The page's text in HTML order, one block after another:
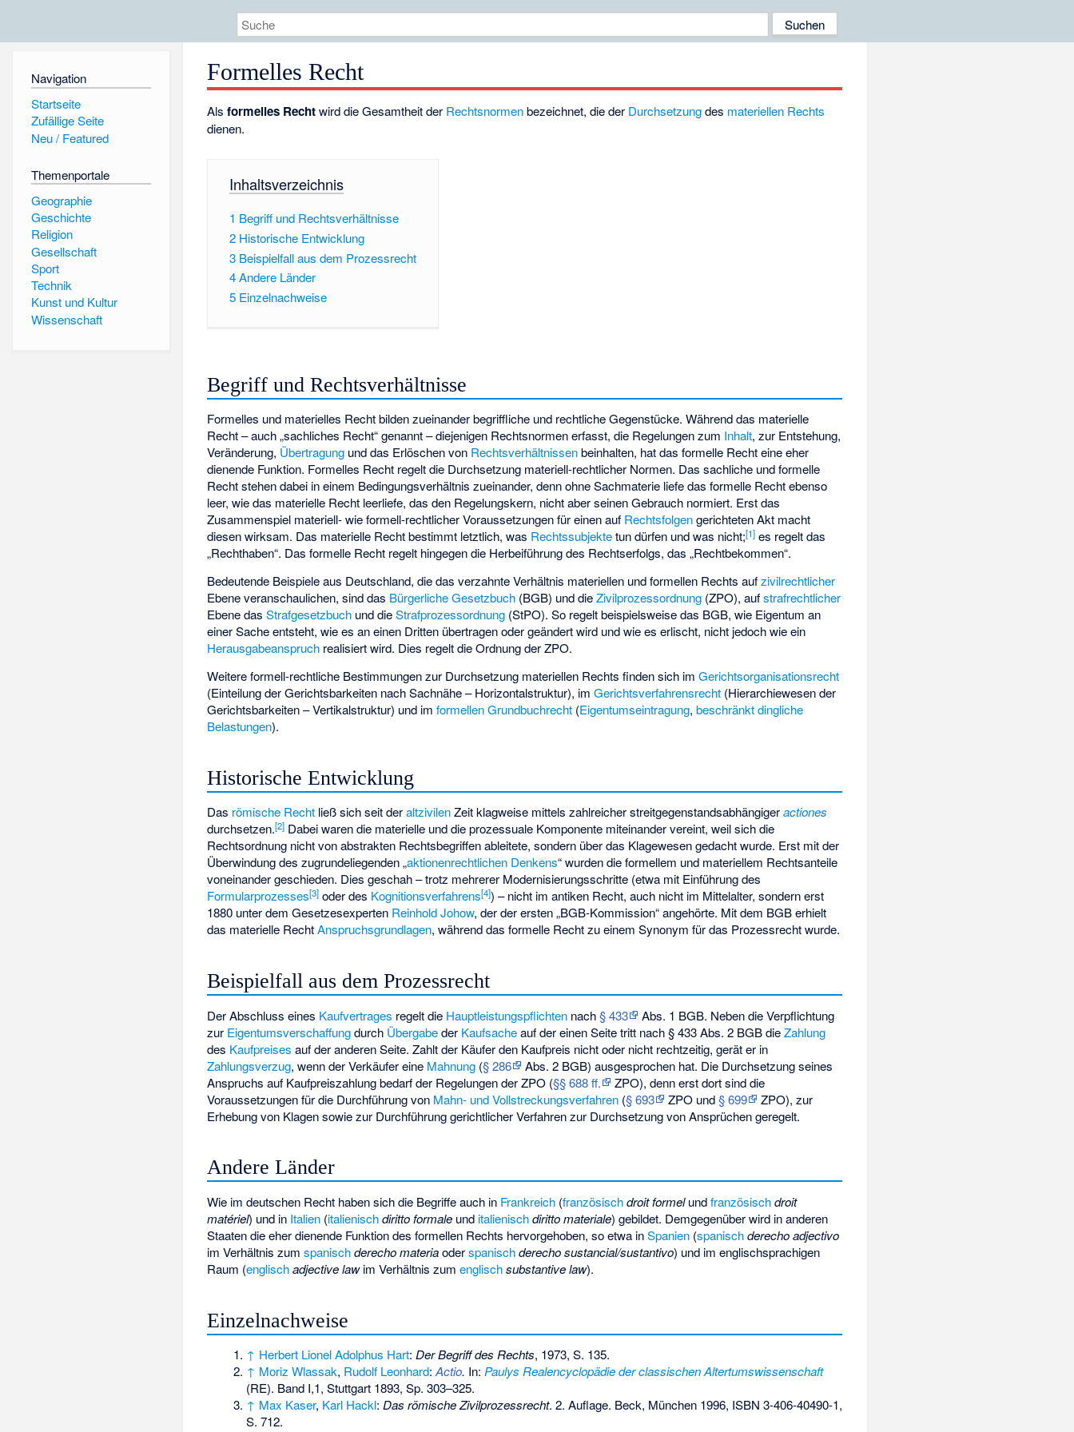
Navigation
Startseite
Zufällige Seite
Neu / Featured
Themenportale
Geographie
Geschichte
Religion
Gesellschaft
Sport
Technik
Kunst und Kultur
Wissenschaft
Formelles Recht
Alsformelles Rechtwird die Gesamtheit der Rechtsnormenbezeichnet, die der Durchsetzungdes materiellen Rechts
dienen.
Inhaltsverzeichnis
1 Begriff und Rechtsverhältnisse
2 Historische Entwicklung
3 Beispielfall aus dem Prozessrecht
4Andere Länder
5 Einzelnachweise
Begriff und Rechtsverhältnisse
Formelles und materielles Recht bilden zueinander begriffliche und rechtliche Gegenstücke. Während das materielle
Recht – auch „sachliches Recht“ genannt – diejenigen Rechtsnormen erfasst, die Regelungen zum Inhalt, zur Entstehung,
Veränderung, Übertragung und das Erlöschen von Rechtsverhältnissenbeinhalten, hat das formelle Recht eine eher
dienende Funktion. Formelles Recht regelt die Durchsetzung materiell-rechtlicher Normen. Das sachliche und formelle
Recht stehen dabei in einem Bedingungsverhältnis zueinander, denn ohne Sachmaterie liefe das formelle Recht ebenso
leer, wie das materielle Recht leerliefe, das den Regelungskern, nicht aber seinen Gebrauch normiert. Erst das
Zusammenspiel materiell- wie formell-rechtlicher Voraussetzungen für einen auf Rechtsfolgengerichteten Akt macht
diesen wirksam. Das materielle Recht bestimmt letztlich, was Rechtssubjektetun dürfen und was nicht;[1] es regelt das
„Rechthaben“. Das formelle Recht regelt hingegen die Herbeiführung des Rechtserfolgs, das „Rechtbekommen“.
Bedeutende Beispiele aus Deutschland, die das verzahnte Verhältnis materiellen und formellen Rechts aufzivilrechtlicher
Ebene veranschaulichen, sind das Bürgerliche Gesetzbuch (BGB) und dieZivilprozessordnung (ZPO), aufstrafrechtlicher
Ebene dasStrafgesetzbuch und dieStrafprozessordnung (StPO). So regelt beispielsweise das BGB, wie Eigentum an
einer Sache entsteht, wie es an einen Dritten übertragen oder geändert wird und wie es erlischt, nicht jedoch wie ein
Herausgabeanspruch realisiert wird. Dies regelt die Ordnung der ZPO.
Weitere formell-rechtliche Bestimmungen zur Durchsetzung materiellen Rechts finden sich imGerichtsorganisationsrecht
(Einteilung der Gerichtsbarkeiten nach Sachnähe – Horizontalstruktur), imGerichtsverfahrensrecht (Hierarchiewesen der
Gerichtsbarkeiten – Vertikalstruktur) und imformellen Grundbuchrecht (Eigentumseintragung,beschränkt dingliche
Belastungen).
Historische Entwicklung
Das römische Recht ließ sich seit deraltzivilenZeit klagweise mittels zahlreicher streitgegenstandsabhängigeractiones
durchsetzen.[2] Dabei waren die materielle und die prozessuale Komponente miteinander vereint, weil sich die
Rechtsordnung nicht von abstrakten Rechtsbegriffen ableitete, sondern über das Klagewesen gedacht wurde. Erst mit der
Überwindung des zugrundeliegenden „aktionenrechtlichen Denkens“ wurden die formellem und materiellem Rechtsanteile
voneinander geschieden. Dies geschah – trotz mehrerer Modernisierungsschritte (etwa mit Einführung des
Formularprozesses[3] oder des Kognitionsverfahrens[4]) – nicht im antiken Recht, auch nicht im Mittelalter, sondern erst
1880 unter dem Gesetzesexperten Reinhold Johow, der der ersten „BGB-Kommission“ angehörte. Mit dem BGB erhielt
das materielle RechtAnspruchsgrundlagen, während das formelle Recht zu einem Synonym für das Prozessrecht wurde.
Beispielfall aus dem Prozessrecht
Der Abschluss eines Kaufvertrages regelt die Hauptleistungspflichten nach§ 433
Abs. 1 BGB. Neben die Verpflichtung
zur Eigentumsverschaffungdurch Übergabeder Kaufsacheauf der einen Seite tritt nach § 433 Abs. 2 BGB dieZahlung
des Kaufpreises auf der anderen Seite. Zahlt der Käufer den Kaufpreis nicht oder nicht rechtzeitig, gerät er in
Zahlungsverzug, wenn der Verkäufer eine Mahnung (§ 286
Abs. 2 BGB) ausgesprochen hat. Die Durchsetzung seines
Anspruchs auf Kaufpreiszahlung bedarf der Regelungen der ZPO (§§ 688 ff.
ZPO), denn erst dort sind die
Voraussetzungen für die Durchführung von Mahn- und Vollstreckungsverfahren (§ 693 ZPO und§ 699
ZPO), zur
Erhebung von Klagen sowie zur Durchführung gerichtlicher Verfahren zur Durchsetzung von Ansprüchen geregelt.
Andere Länder
Wie im deutschen Recht haben sich die Begriffe auch in Frankreich (französisch droit formelundfranzösisch droit
matériel) und in Italien (italienisch diritto formale und italienisch diritto materiale) gebildet. Demgegenüber wird in anderen
Staaten die eher dienende Funktion des formellen Rechts hervorgehoben, so etwa inSpanien (spanisch derecho adjectivo
im Verhältnis zumspanisch derecho materiaoderspanisch derecho sustancial/sustantivo) und im englischsprachigen
Raum (englisch adjective lawim Verhältnis zumenglisch substantive law).
Einzelnachweise
↑ Herbert Lionel Adolphus Hart: Der Begriff des Rechts, 1973, S. 135.
↑ Moriz Wlassak, Rudolf Leonhard: Actio. In: Paulys Realencyclopädie der classischen Altertumswissenschaft
(RE). Band I,1, Stuttgart 1893, Sp. 303–325.
↑ Max Kaser, Karl Hackl: Das römische Zivilprozessrecht. 2. Auflage. Beck, München 1996, ISBN 3-406-40490-1,
S. 712.